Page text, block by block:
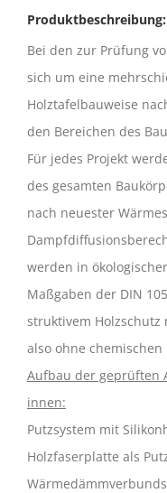
Produktbeschreibung:
Bei den zur Prüfung
sich um eine
Holztafelbauweise
den Bereichen des
Für jedes Projekt
des ge­samten
nach neuester
werden in
Maßgaben der DIN
struktivem Holzschutz
also ohne
Aufbau der geprüften
innen:
Putzsystem mit
Holzfaserplatte als